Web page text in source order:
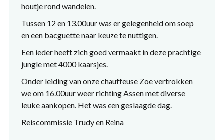
houtje rond wandelen.
Tussen 12 en 13.00uur was er gelegenheid om soep
en een bacguette naar keuze te nuttigen.
Een ieder heeft zich goed vermaakt in deze prachtige
jungle met 4000 kaarsjes.
Onder leiding van onze chauffeuse Zoe vertrokken
we om 16.00uur weer richting Assen met diverse
leuke aankopen. Het was een geslaagde dag.
Reiscommissie Trudy en Reina